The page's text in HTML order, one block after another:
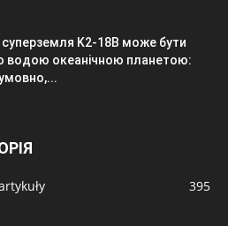
суперземля K2-18B може бути
водою океанічною планетою:
395